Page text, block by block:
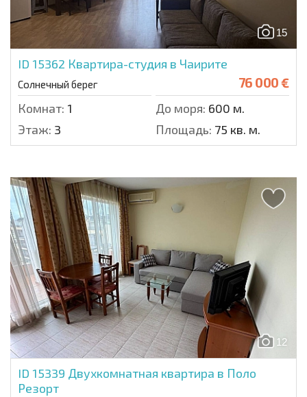
15
ID 15362 Квартира-студия в Чаирите
Солнечный берег 76 000 €
Комнат: 1 До моря: 600 м.
Этаж: 3 Площадь: 75 кв. м.
12
ID 15339 Двухкомнатная квартира в Поло
Резорт